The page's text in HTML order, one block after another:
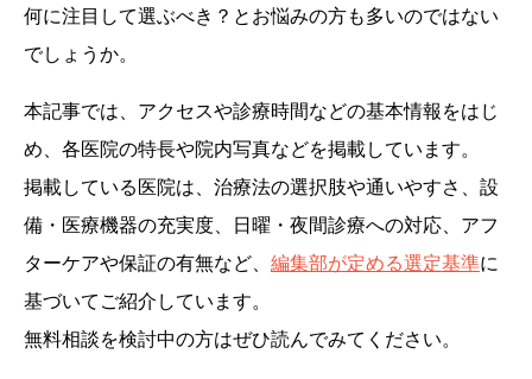
何に注目して選ぶべき？とお悩みの方も多いのではない
でしょうか。
本記事では、アクセスや診療時間などの基本情報をはじ
め、各医院の特長や院内写真などを掲載しています。
掲載している医院は、治療法の選択肢や通いやすさ、設
備・医療機器の充実度、日曜・夜間診療への対応、アフ
ターケアや保証の有無など、 編集部が定める選定基準に
基づいてご紹介しています。
無料相談を検討中の方はぜひ読んでみてください。